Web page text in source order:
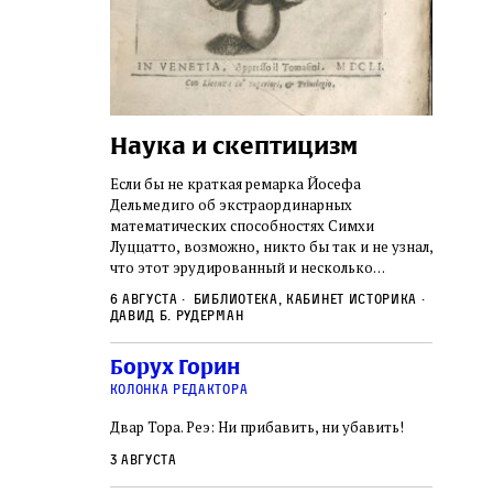
не
ко всей
и
Перед нами
человек,
Наука и скептицизм
Если бы не краткая ремарка Йосефа
Дельмедиго об экстраординарных
математических способностях Симхи
Луццатто, возможно, никто бы так и не узнал,
что этот эрудированный и несколько
какое‑то отношение к научной деятельности.
из раввинов Венеции
6 августа
Библиотека, кабинет историка
Давид Б. Рудерман
Борух Горин
колонка редактора
Двар Тора. Реэ: Ни прибавить, ни убавить!
3 августа